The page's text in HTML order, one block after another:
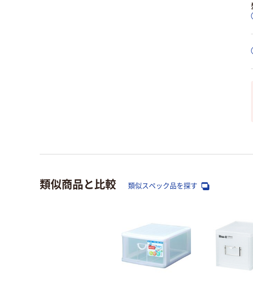
類似商品と比較 類似スペック品を探す